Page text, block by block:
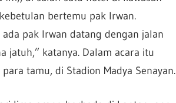
bertemu pak Irwan.
pak Irwan datang dengan jalan
jatuh,” katanya. Dalam acara itu
tamu, di Stadion Madya Senayan.